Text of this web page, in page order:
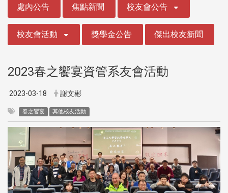
處內公告 焦點新聞 校友會公告
校友會活動 獎學金公告 傑出校友新聞
2023春之饗宴資管系友會活動
2023-03-18 謝文彬
春之饗宴 其他校友活動